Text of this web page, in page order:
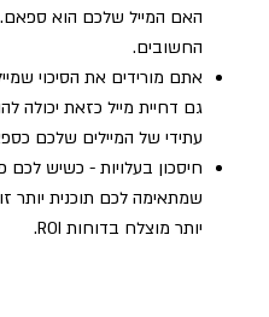
האם המייל שלכם הוא
החשובים.
גם דחיית מייל כזאת יכולה
עתידי של המיילים שלכם
חיסכון בעלויות - כשיש לכם
שמתאימה לכם תוכנית יותר
יותר מוצלח בדוחות ROI.